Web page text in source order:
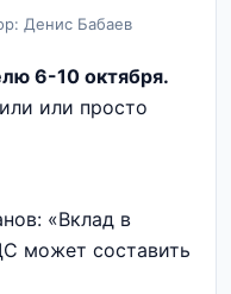
Денис Бабаев
6-10 октября.
или просто
«Вклад в
может составить